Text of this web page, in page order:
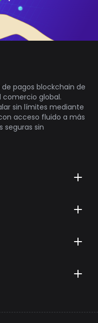
pagos blockchain de
global.
sin límites mediante
acceso fluido a más
seguras sin